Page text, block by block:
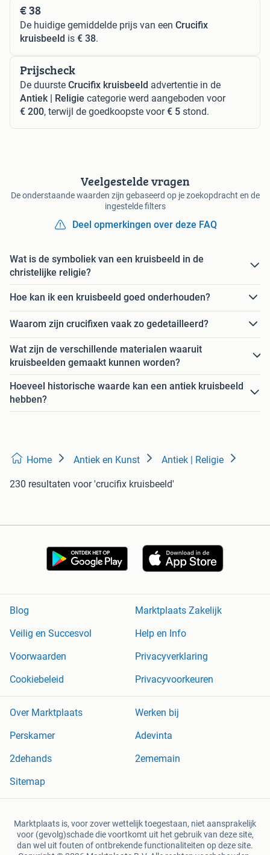
€ 38
De huidige gemiddelde prijs van een Crucifix
kruisbeeld is € 38.
Prijscheck
De duurste Crucifix kruisbeeld advertentie in de
Antiek | Religie categorie werd aangeboden voor
€ 200, terwijl de goedkoopste voor€ 5 stond.
Veelgestelde vragen
De onderstaande waarden zijn gebaseerd op je zoekopdracht en de
ingestelde filters
Deel opmerkingen over deze FAQ
Wat is de symboliek van een kruisbeeld in de
christelijke religie?
Hoe kan ik een kruisbeeld goed onderhouden?
Waarom zijn crucifixen vaak zo gedetailleerd?
Wat zijn de verschillende materialen waaruit
kruisbeelden gemaakt kunnen worden?
Hoeveel historische waarde kan een antiek kruisbeeld
hebben?
Home Antiek en Kunst Antiek | Religie
230 resultaten voor 'crucifix kruisbeeld'
Blog
Marktplaats Zakelijk
Veilig en Succesvol
Help en Info
Voorwaarden
Privacyverklaring
Cookiebeleid
Privacyvoorkeuren
Over Marktplaats
Werken bij
Perskamer
Adevinta
2dehands
2ememain
Sitemap
Marktplaats is, voor zover wettelijk toegestaan, niet aansprakelijk
voor (gevolg)schade die voortkomt uit het gebruik van deze site,
dan wel uit fouten of ontbrekende functionaliteiten op deze site.